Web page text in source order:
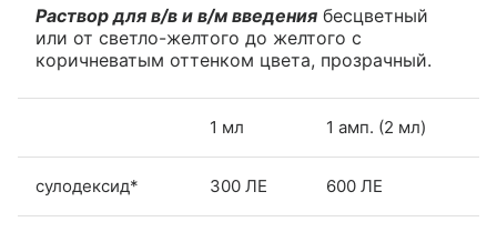
Раствор для в/в и в/м введения бесцветный
или от светло-желтого до желтого с
коричневатым оттенком цвета, прозрачный.
1 мл 1 амп. (2 мл)
сулодексид* 300 ЛЕ 600 ЛЕ